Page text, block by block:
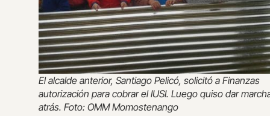
El alcalde anterior, Santiago Pelicó, solicitó a Finanzas
autorización para cobrar el IUSI. Luego quiso dar
atrás. Foto: OMM Momostenango